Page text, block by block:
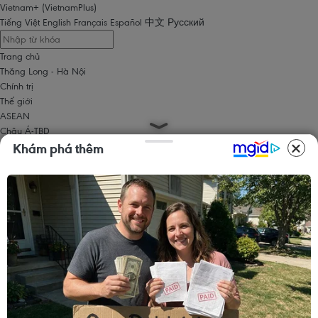
Vietnam+ (VietnamPlus)
Tiếng Việt English Français Español 中文 Русский
Trang chủ
Thăng Long - Hà Nội
Chính trị
Thế giới
ASEAN
Châu Á-TBD
Trung Đông
Châu Mỹ
Châu Phi
Kinh tế
Kinh doanh
Tài chính
Tín dụng nông thôn
Chứng khoán
Bất động sản
Doanh nghiệp
Thông tin doanh nghiệp
Khám phá thêm